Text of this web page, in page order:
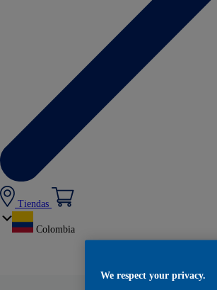
Tiendas
Colombia
We respect your privacy.